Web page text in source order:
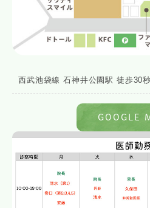
西武池袋線 石神井公園駅 徒歩30秒
GOOGLE